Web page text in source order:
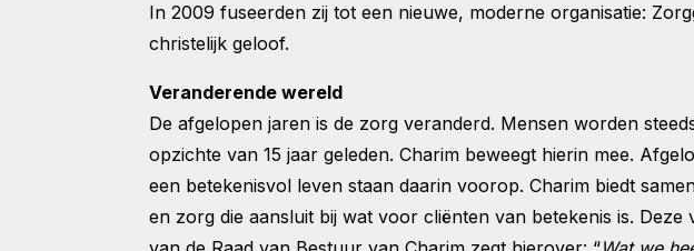
In 2009 fuseerden zij tot een nieuwe, moderne organisatie:
christelijk geloof.
Veranderende wereld
De afgelopen jaren is de zorg veranderd. Mensen worden
opzichte van 15 jaar geleden. Charim beweegt hierin mee.
een betekenisvol leven staan daarin voorop. Charim biedt
en zorg die aansluit bij wat voor cliënten van betekenis is.